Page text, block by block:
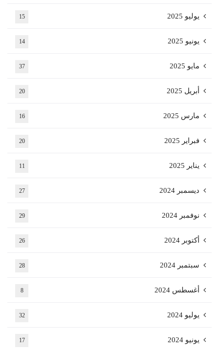
يوليو 2025 15
يونيو 2025 14
مايو 2025 37
أبريل 2025 20
مارس 2025 16
فبراير 2025 20
يناير 2025 11
ديسمبر 2024 27
نوفمبر 2024 29
أكتوبر 2024 26
سبتمبر 2024 28
أغسطس 2024 8
يوليو 2024 32
يونيو 2024 17